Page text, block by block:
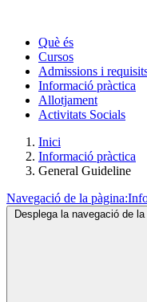
Què és
Cursos
Admissions i
Informació pràctica
Allotjament
Activitats Socials
Inici
Informació pràctica
General Guideline
Navegació de la pàgina:
Desplega la navegació de la